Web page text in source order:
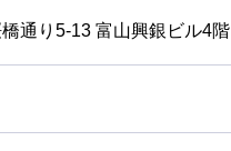
通り5-13 富山興銀ビル4階